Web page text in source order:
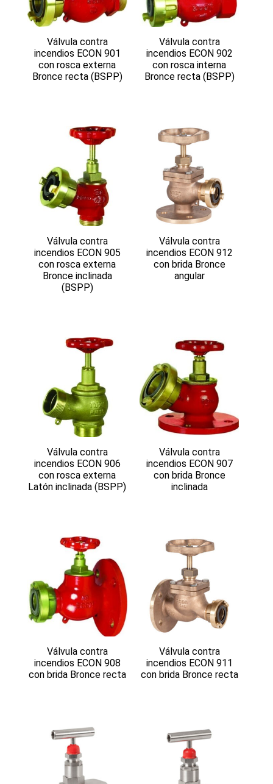
Válvula contra
incendios ECON 901
con rosca externa
Bronce recta (BSPP)
Válvula contra
incendios ECON 902
con rosca interna
Bronce recta (BSPP)
Válvula contra
incendios ECON 905
con rosca externa
Bronce inclinada
(BSPP)
Válvula contra
incendios ECON 912
con brida Bronce
angular
Válvula contra
incendios ECON 906
con rosca externa
Latón inclinada (BSPP)
Válvula contra
incendios ECON 907
con brida Bronce
inclinada
Válvula contra
incendios ECON 908
con brida Bronce recta
Válvula contra
incendios ECON 911
con brida Bronce recta